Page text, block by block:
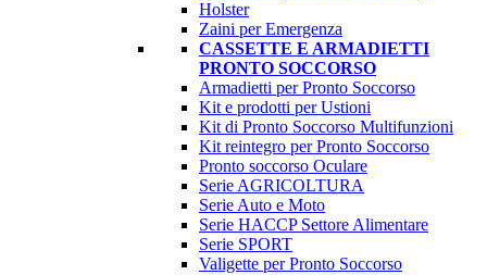
Holster
Zaini per Emergenza
CASSETTE E ARMADIETTI
PRONTO SOCCORSO
Armadietti per Pronto Soccorso
Kit e prodotti per Ustioni
Kit di Pronto Soccorso Multifunzioni
Kit reintegro per Pronto Soccorso
Pronto soccorso Oculare
Serie AGRICOLTURA
Serie Auto e Moto
Serie HACCP Settore Alimentare
Serie SPORT
Valigette per Pronto Soccorso